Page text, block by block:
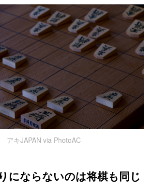
アキJAPAN via PhotoAC
にならないのは将棋も同じ